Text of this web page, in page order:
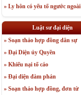
» Ly hôn có yếu tố ngước ngoài
Luật sư đại diện
» Soạn thảo hợp đồng dân sự
» Đại Diện ủy Quyền
» Khiếu nại tố cáo
» Đại diện đàm phán
» Soạn thảo hợp đồng, đơn từ